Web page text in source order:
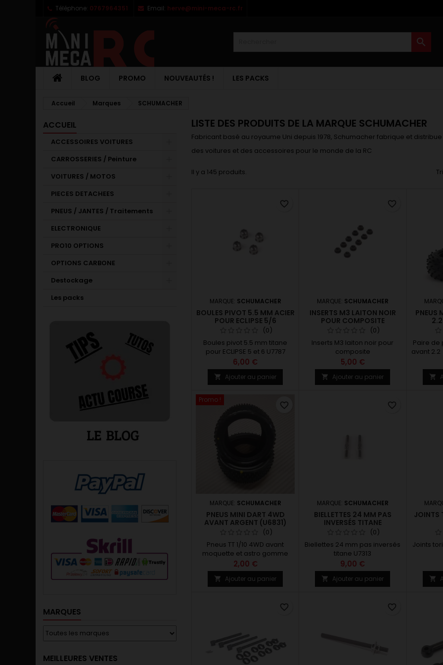
Téléphone: 0767964351 Email: herve@mini-meca-rc.fr

BLOG PROMO NOUVEAUTÉS ! LES PACKS
Accueil Marques SCHUMACHER
ACCUEIL
ACCESSOIRES VOITURES
CARROSSERIES / Peinture
VOITURES / MOTOS
PIECES DETACHEES
PNEUS / JANTES / Traitements
ELECTRONIQUE
PRO10 OPTIONS
OPTIONS CARBONE
Destockage
Les packs
MARQUES
MEILLEURES VENTES
LISTE DES PRODUITS DE LA MARQUE SCHUMACHER
Fabricant basé au royaume Uni depuis 1978, Schumacher fabrique et distribue
des voitures et des accessoires pour le monde de la RC
Il y a 145 produits.
MARQUE: SCHUMACHER
BOULES PIVOT 5.5 MM ACIER
POUR ECLIPSE 5/6
(0)
Boules pivot 5.5 mm titane
pour ECLIPSE 5 et 6 U7787
6,00 €
 Ajouter au panier
favorite_border
MARQUE: SCHUMACHER
INSERTS M3 LAITON NOIR
POUR COMPOSITE
(0)
Inserts M3 laiton noir pour
composite
5,00 €
 Ajouter au panier
favorite_border
PNEUS
Paire de
avant 2.2
1/10
astro

Promo !
MARQUE: SCHUMACHER
PNEUS MINI DART 4WD
AVANT ARGENT (U6831)
(0)
Pneus TT 1/10 4WD avant
moquette et astro gomme
argent 1 paire
2,00 €
 Ajouter au panier
favorite_border
MARQUE: SCHUMACHER
BIELLETTES 24 MM PAS
INVERSÉS TITANE
(0)
Biellettes 24 mm pas inversés
titane U7313
9,00 €
 Ajouter au panier
favorite_border
JOINTS
Joints

favorite_border favorite_border
Mes listes d'envies
Créer une nouvelle liste
((modalTitle))
((confirmMessage))
Créer une liste d'envies
Connexion
Vous devez être connecté pour ajouter des produits à votre liste